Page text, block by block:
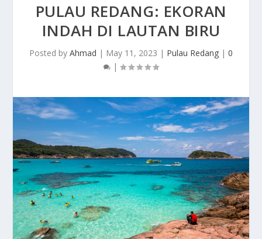
PULAU REDANG: EKORAN
INDAH DI LAUTAN BIRU
Posted by Ahmad | May 11, 2023 | Pulau Redang | 0
|